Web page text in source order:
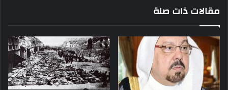
مقالات ذات صلة